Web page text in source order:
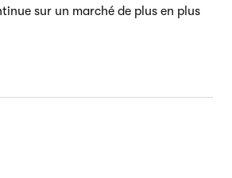
sur un marché de plus en plus